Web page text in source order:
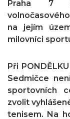
Praha 7
na jejím
milovníci
Při
Sedmičce
sportovních
zvolit
tenisem. Na